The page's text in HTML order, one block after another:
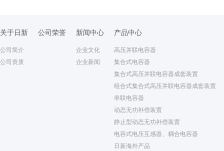
关于日新
公司简介
公司资质
公司荣誉 新闻中心
企业文化
企业新闻
产品中心
高压并联电容器
集合式电容器
集合式高压并联电容器成套装置
组合式集合式高压并联电容器成套装置
串联电容器
动态无功补偿装置
静止型动态无功补偿装置
电容式电压互感器、耦合电容器
日新海外产品